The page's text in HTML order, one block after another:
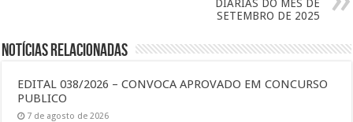
DIÁRIAS DO MÊS DE
SETEMBRO DE 2025
Notícias Relacionadas
EDITAL 038/2026 – CONVOCA APROVADO EM CONCURSO
PUBLICO
7 de agosto de 2026